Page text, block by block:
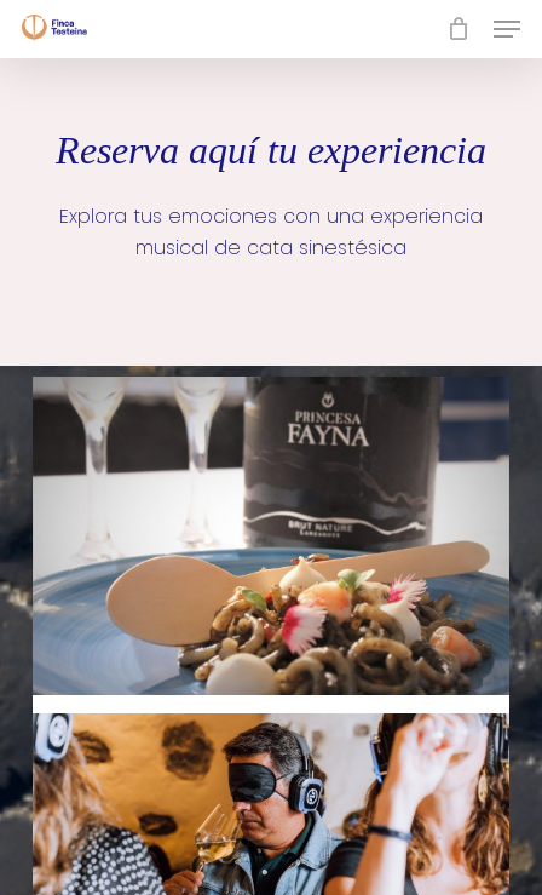
Skip
Reserva aquí tu experiencia
Explora tus emociones con una experiencia
musical de cata sinestésica